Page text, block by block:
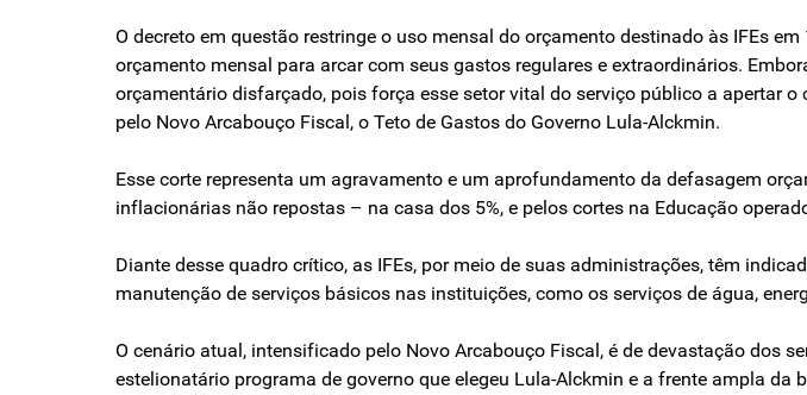
O decreto em questão restringe o uso mensal do orçamento destinado às IFEs
orçamento mensal para arcar com seus gastos regulares e extraordinários.
orçamentário disfarçado, pois força esse setor vital do serviço público a apertar
pelo Novo Arcabouço Fiscal, o Teto de Gastos do Governo Lula-Alckmin.
Esse corte representa um agravamento e um aprofundamento da defasagem
inflacionárias não repostas – na casa dos 5%, e pelos cortes na Educação
Diante desse quadro crítico, as IFEs, por meio de suas administrações, têm
manutenção de serviços básicos nas instituições, como os serviços de água,
O cenário atual, intensificado pelo Novo Arcabouço Fiscal, é de devastação dos
estelionatário programa de governo que elegeu Lula-Alckmin e a frente ampla